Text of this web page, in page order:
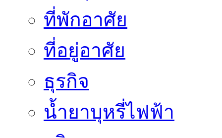
ที่พักอาศัย
ที่อยู่อาศัย
ธุรกิจ
น้ำยาบุหรี่ไฟฟ้า